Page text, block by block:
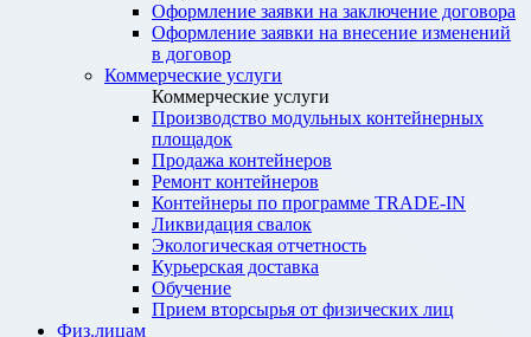
Оформление заявки на заключение договора
Оформление заявки на внесение изменений
в договор
Коммерческие услуги
Коммерческие услуги
Производство модульных контейнерных
площадок
Продажа контейнеров
Ремонт контейнеров
Контейнеры по программе TRADE-IN
Ликвидация свалок
Экологическая отчетность
Курьерская доставка
Обучение
Прием вторсырья от физических лиц
Физ.лицам